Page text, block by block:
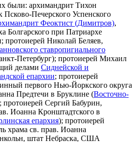
были: архимандрит Тихон
Псково-Печерского Успенского
Феоктист (Димитров),
Болгарского при Патриархе
протоиерей Николай Беляев,
ставропигиального
Петербург); протоиерей Михаил
делами Сиднейской и
епархии; протоиерей
первого Нью-Йоркского округа
Предтечи в Бруклине (Восточно-
протоиерей Сергий Бабурин,
Иоанна Кронштадтского в
епархия); протоиерей
храма св. прав. Иоанна
штат Небраска, США